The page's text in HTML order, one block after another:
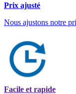
Prix ajusté
Nous ajustons notre
Facile et rapide